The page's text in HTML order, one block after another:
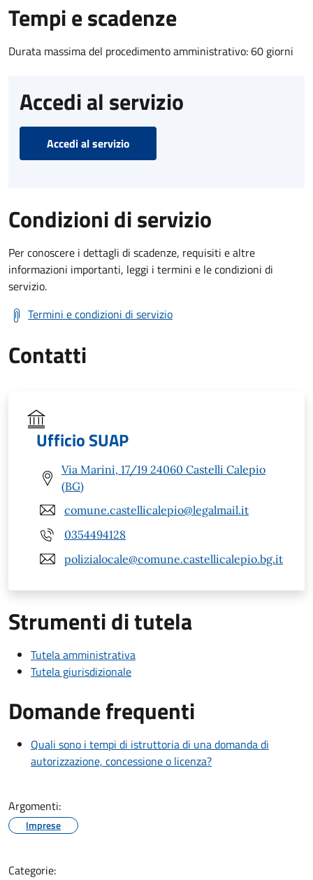
Tempi e scadenze
Durata massima del procedimento amministrativo: 60 giorni
Accedi al servizio
Accedi al servizio
Condizioni di servizio
Per conoscere i dettagli di scadenze, requisiti e altre
informazioni importanti, leggi i termini e le condizioni di
servizio.
Termini e condizioni di servizio
Contatti
Ufficio SUAP
Via Marini, 17/19 24060 Castelli Calepio
(BG)
comune.castellicalepio@legalmail.it
0354494128
polizialocale@comune.castellicalepio.bg.it
Strumenti di tutela
Tutela amministrativa
Tutela giurisdizionale
Domande frequenti
Quali sono i tempi di istruttoria di una domanda di
autorizzazione, concessione o licenza?
Argomenti:
Imprese
Categorie: